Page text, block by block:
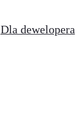
Dla dewelopera